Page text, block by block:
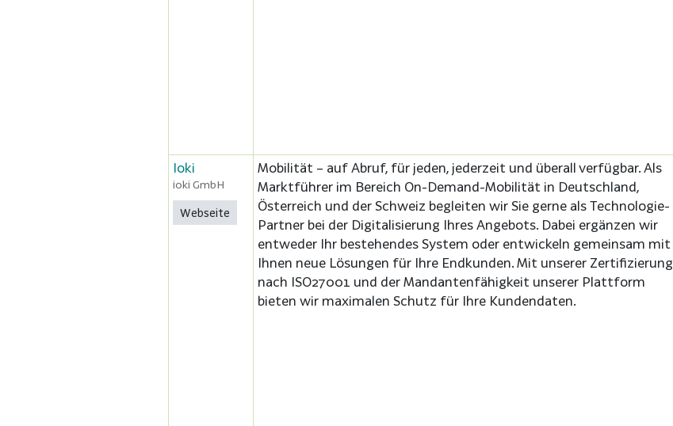
Ioki
ioki GmbH
Webseite
Mobilität – auf Abruf, für jeden, jederzeit und überall verfügbar. Als
Marktführer im Bereich On-Demand-Mobilität in Deutschland,
Österreich und der Schweiz begleiten wir Sie gerne als Technologie-
Partner bei der Digitalisierung Ihres Angebots. Dabei ergänzen wir
entweder Ihr bestehendes System oder entwickeln gemeinsam mit
Ihnen neue Lösungen für Ihre Endkunden. Mit unserer Zertifizierung
nach ISO27001 und der Mandantenfähigkeit unserer Plattform
bieten wir maximalen Schutz für Ihre Kundendaten.